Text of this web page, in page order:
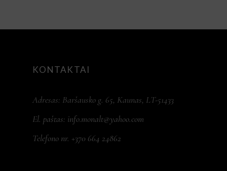
KONTAKTAI
Adresas: Baršausko g. 65, Kaunas, LT-51433
El. paštas: info.monalt@yahoo.com
Telefono nr. +370 664 24862